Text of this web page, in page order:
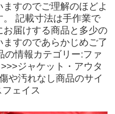
すのでご理解のほどよ
記載寸法は手作業で
届けする商品と多少の
すのであらかじめご了
の情報カテゴリー:ファ
ジャケット・アウタ
や汚れなし商品のサイ
ェイス